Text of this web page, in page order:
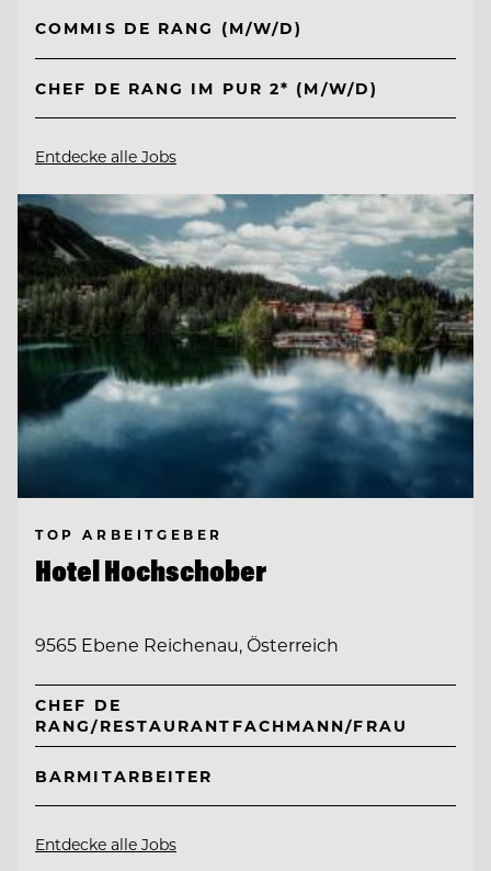
COMMIS DE RANG (M/W/D)
CHEF DE RANG IM PUR 2* (M/W/D)
Entdecke alle Jobs
TOP ARBEITGEBER
Hotel Hochschober
9565 Ebene Reichenau, Österreich
CHEF DE
RANG/RESTAURANTFACHMANN/FRAU
BARMITARBEITER
Entdecke alle Jobs